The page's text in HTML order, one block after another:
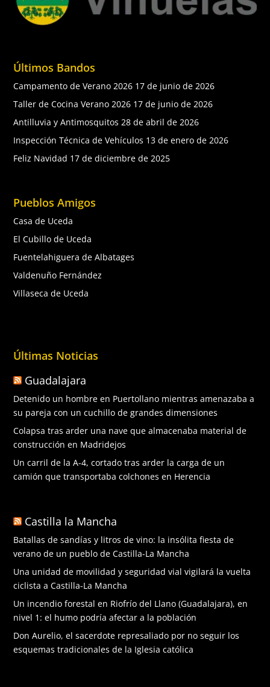
Últimos Bandos
Campamento de Verano 2026 17 de junio de 2026
Taller de Cocina Verano 2026 17 de junio de 2026
Antilluvia y Antimosquitos 28 de abril de 2026
Inspección Técnica de Vehículos 13 de enero de 2026
Feliz Navidad 17 de diciembre de 2025
Pueblos Amigos
Casa de Uceda
El Cubillo de Uceda
Fuentelahiguera de Albatages
Valdenuño Fernández
Villaseca de Uceda
Últimas Noticias
Guadalajara
Detenido un hombre en Puertollano mientras amenazaba a
su pareja con un cuchillo de grandes dimensiones
Colapsa tras arder una nave que almacenaba material de
construcción en Madridejos
Un carril de la A-4, cortado tras arder la carga de un
camión que transportaba colchones en Herencia
Castilla la Mancha
Batallas de sandías y litros de vino: la insólita fiesta de
verano de un pueblo de Castilla-La Mancha
Una unidad de movilidad y seguridad vial vigilará la vuelta
ciclista a Castilla-La Mancha
Un incendio forestal en Riofrío del Llano (Guadalajara), en
nivel 1: el humo podría afectar a la población
Don Aurelio, el sacerdote represaliado por no seguir los
esquemas tradicionales de la Iglesia católica